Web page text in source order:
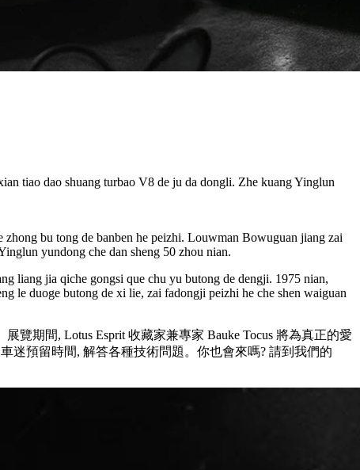
tiao dao shuang turbao V8 de ju da dongli. Zhe kuang Yinglun
bu tong de banben he peizhi. Louwman Bowuguan jiang zai
yundong che dan sheng 50 zhou nian.
liang jia qiche gongsi que chu yu butong de dengji. 1975 nian,
le duoge butong de xi lie, zai fadongji peizhi he che shen waiguan
覽期間, Lotus Esprit 收藏家兼專家 Bauke Tocus 將為真正的愛
迷預留時間, 解答各種技術問題。你也會來嗎? 請到我們的